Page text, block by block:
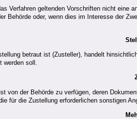
Verfahren geltenden Vorschriften nicht eine
Behörde oder, wenn dies im Interesse der
betraut ist (Zusteller), handelt
soll.
von der Behörde zu verfügen, deren
für die Zustellung erforderlichen sonstigen